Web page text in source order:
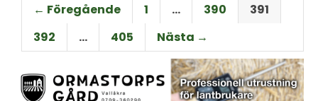
← Föregående 1 … 390
391
392
… 405 Nästa →